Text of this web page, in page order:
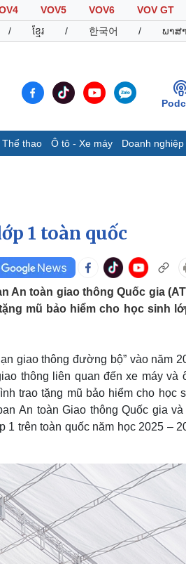
VOV5 VOV6
VOV GT
/ ខ្មែរ / 한국어 / ພາສ
Thể thao Ô tô - Xe máy Doanh nghiệp
Infographic
Ô tô - Xe máy
Ô tô
Giải trí
Nghệ sĩ
Thời trang
Du
Tư
1 toàn quốc
An toàn giao thông Quốc gia
mũ bảo hiểm cho học sinh
giao thông đường bộ” vào năm
thông liên quan đến xe máy và
trao tặng mũ bảo hiểm cho học
An toàn Giao thông Quốc gia và
1 trên toàn quốc năm học 2025 –